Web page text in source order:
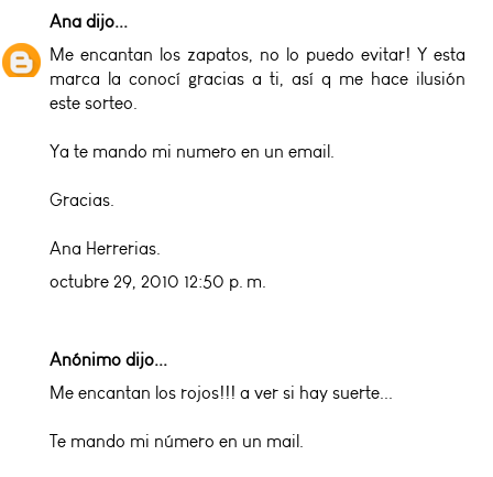
Ana dijo...
Me encantan los zapatos, no lo puedo evitar! Y esta
marca la conocí gracias a ti, así q me hace ilusión
este sorteo.
Ya te mando mi numero en un email.
Gracias.
Ana Herrerias.
octubre 29, 2010 12:50 p. m.
Anónimo dijo...
Me encantan los rojos!!! a ver si hay suerte...
Te mando mi número en un mail.